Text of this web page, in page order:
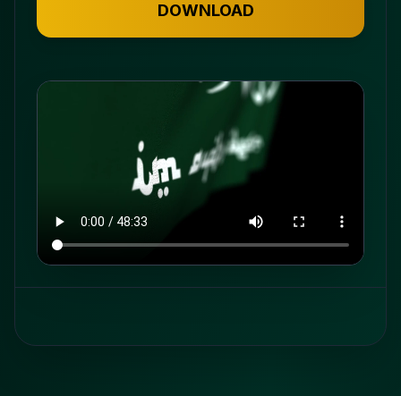
DOWNLOAD